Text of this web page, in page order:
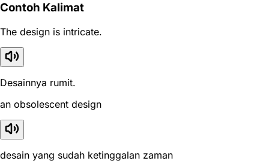
Contoh Kalimat
The design is intricate.
Desainnya rumit.
an obsolescent design
desain yang sudah ketinggalan zaman